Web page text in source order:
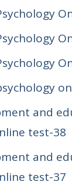
and
test-38
and
test-37